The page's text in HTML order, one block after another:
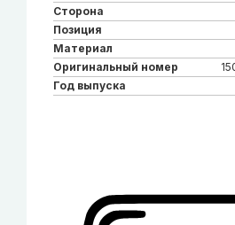
Сторона
Позиция
Материал
Оригинальный номер
Год выпуска